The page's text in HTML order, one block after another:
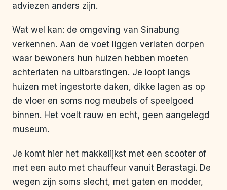
adviezen anders zijn.
Wat wel kan: de omgeving van Sinabung
verkennen. Aan de voet liggen verlaten dorpen
waar bewoners hun huizen hebben moeten
achterlaten na uitbarstingen. Je loopt langs
huizen met ingestorte daken, dikke lagen as op
de vloer en soms nog meubels of speelgoed
binnen. Het voelt rauw en echt, geen aangelegd
museum.
Je komt hier het makkelijkst met een scooter of
met een auto met chauffeur vanuit Berastagi. De
wegen zijn soms slecht, met gaten en modder,